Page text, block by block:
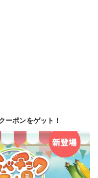
ーポンをゲット！